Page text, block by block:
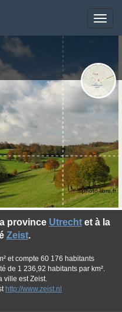
Toggle
province Utrechtet à la
Zeist.
et compte 60 176 habitants
de 1 236,92 habitants par km².
ville est Zeist.
http://www.zeist.nl
©photo-libre.fr
Toggle